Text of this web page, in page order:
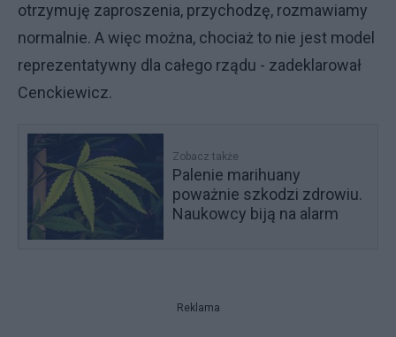
otrzymuję zaproszenia, przychodzę, rozmawiamy
normalnie. A więc można, chociaż to nie jest model
reprezentatywny dla całego rządu - zadeklarował
Cenckiewicz.
Zobacz także
Palenie marihuany
poważnie szkodzi zdrowiu.
Naukowcy biją na alarm
Reklama